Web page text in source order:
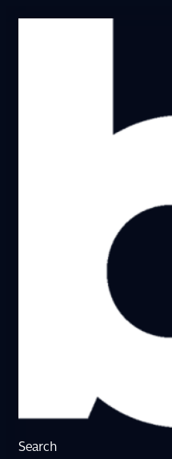
Search